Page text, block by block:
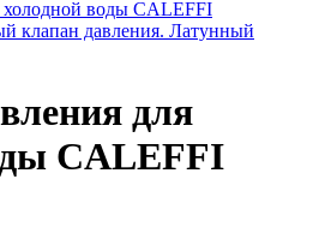
для
CALEFFI